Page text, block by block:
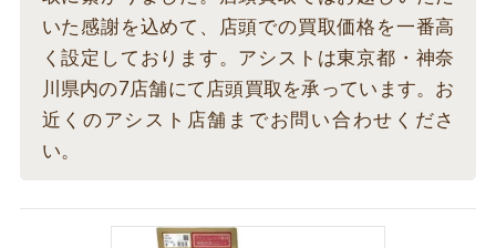
いた感謝を込めて、店頭での買取価格を一番高
く設定しております。アシストは東京都・神奈
川県内の7店舗にて店頭買取を承っています。お
近くのアシスト店舗までお問い合わせくださ
い。